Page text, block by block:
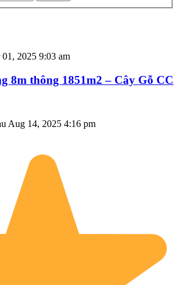
2025 9:03 am
8m thông 1851m2 – Cây Gỗ CC
Aug 14, 2025 4:16 pm